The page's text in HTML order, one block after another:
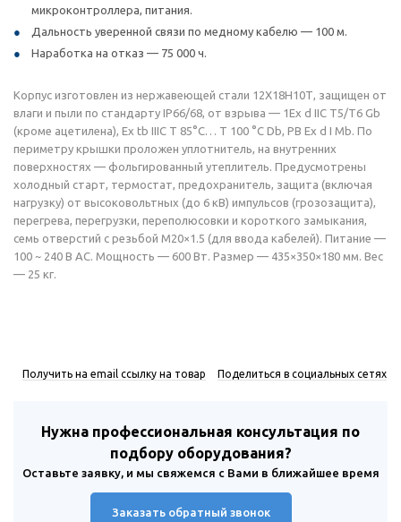
микроконтроллера, питания.
Дальность уверенной связи по медному кабелю — 100 м.
Наработка на отказ — 75 000 ч.
Корпус изготовлен из нержавеющей стали 12Х18Н10Т, защищен от
влаги и пыли по стандарту IP66/68, от взрыва — 1Ex d IIC Т5/Т6 Gb
(кроме ацетилена), Ex tb IIIC T 85°C… T 100 °C Db, РВ Ex d I Mb. По
периметру крышки проложен уплотнитель, на внутренних
поверхностях — фольгированный утеплитель. Предусмотрены
холодный старт, термостат, предохранитель, защита (включая
нагрузку) от высоковольтных (до 6 кВ) импульсов (грозозащита),
перегрева, перегрузки, переполюсовки и короткого замыкания,
семь отверстий с резьбой М20×1.5 (для ввода кабелей). Питание —
100 ~ 240 В AC. Мощность — 600 Вт. Размер — 435×350×180 мм. Вес
— 25 кг.
Получить на email ссылку на товар Поделиться в социальных сетях
Нужна профессиональная консультация по
подбору оборудования?
Оставьте заявку, и мы свяжемся с Вами в ближайшее время
Заказать обратный звонок